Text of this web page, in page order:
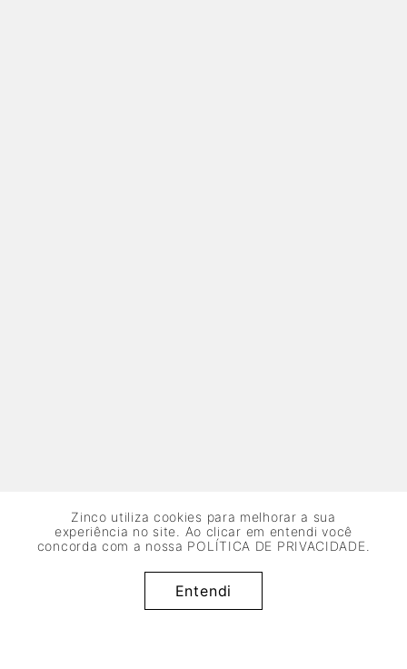
Zinco utiliza cookies para melhorar a sua
experiência no site. Ao clicar em entendi você
concorda com a nossa POLÍTICA DE PRIVACIDADE
Entendi